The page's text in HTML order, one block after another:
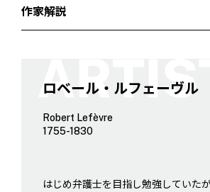
作家解説
ロベール・ルフェーヴル
Robert Lefèvre
1755-1830
はじめ弁護士を目指し勉強していた